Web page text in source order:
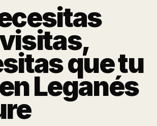
que tu
Leganés